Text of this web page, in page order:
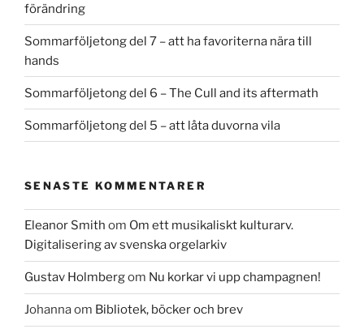
förändring
Sommarföljetong del 7 – att ha favoriterna nära till
hands
Sommarföljetong del 6 – The Cull and its aftermath
Sommarföljetong del 5 – att låta duvorna vila
SENASTE KOMMENTARER
Eleanor Smith om Om ett musikaliskt kulturarv.
Digitalisering av svenska orgelarkiv
Gustav Holmbergom Nu korkar vi upp champagnen!
Johannaom Bibliotek, böcker och brev